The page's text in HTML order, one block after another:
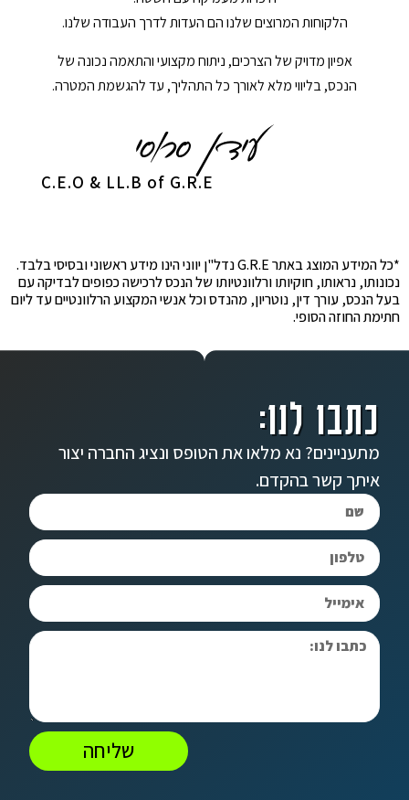
הלקוחות המרוצים שלנו הם העדות לדרך העבודה שלנו.
אפיון מדויק של הצרכים, ניתוח מקצועי והתאמה נכונה של
הנכס, בליווי מלא לאורך כל התהליך, עד להגשמת המטרה.
C.E.O & LL.B of G.R.E
*כל המידע המוצג באתר G.R.E נדל"ן יווני הינו מידע ראשוני ובסיסי בלבד.
נכונותו, נראותו, חוקיותו ורלוונטיותו של הנכס לרכישה כפופים לבדיקה עם
בעל הנכס, עורך דין, נוטריון, מהנדס וכל אנשי המקצוע הרלוונטיים עד ליום
חתימת החוזה הסופי.
כתבו לנו:
מתעניינים? נא מלאו את הטופס ונציג החברה יצור
איתך קשר בהקדם.
שליחה